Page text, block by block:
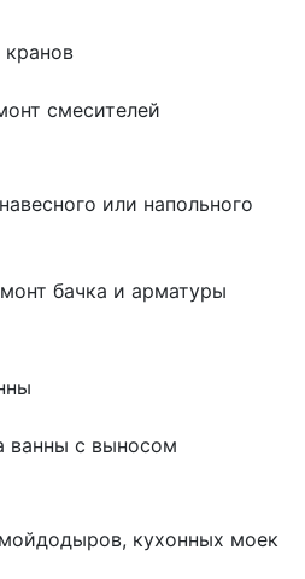
смесителей
бачка и арматуры
ванны с выносом